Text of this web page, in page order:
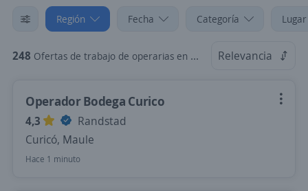
Región Fecha Categoría
248 Ofertas de trabajo de operarias en Maule Relevancia
Operador Bodega Curico
4,3
Randstad
Curicó, Maule
Hace 1 minuto